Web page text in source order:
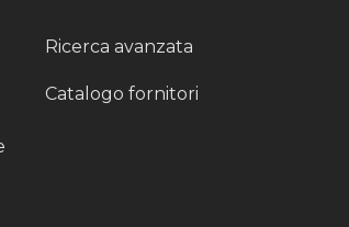
Ricerca avanzata
Catalogo fornitori